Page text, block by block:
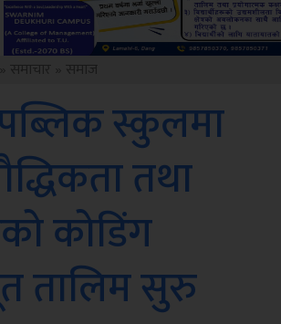
Sdc
स्कुलमा
तथा
कोडिंग
तालिम सुरु